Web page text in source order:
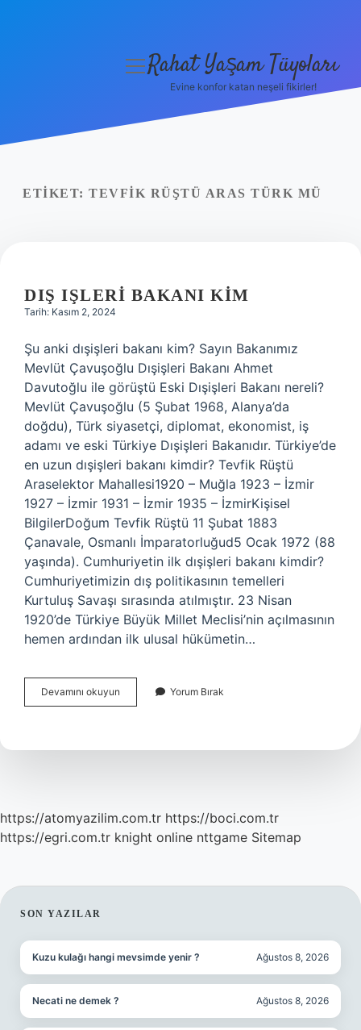
Yasal Uyarı
menüyü
Rahat Yaşam Tüyoları
Evine konfor katan neşeli fikirler!
ETIKET: TEVFIK RÜŞTÜ ARAS TÜRK MÜ
DIŞ IŞLERI BAKANI KIM
Tarih: Kasım 2, 2024
Şu anki dışişleri bakanı kim? Sayın Bakanımız
Mevlüt Çavuşoğlu Dışişleri Bakanı Ahmet
Davutoğlu ile görüştü Eski Dışişleri Bakanı nereli?
Mevlüt Çavuşoğlu (5 Şubat 1968, Alanya’da
doğdu), Türk siyasetçi, diplomat, ekonomist, iş
adamı ve eski Türkiye Dışişleri Bakanıdır. Türkiye’de
en uzun dışişleri bakanı kimdir? Tevfik Rüştü
Araselektor Mahallesi1920 – Muğla 1923 – İzmir
1927 – İzmir 1931 – İzmir 1935 – İzmirKişisel
BilgilerDoğum Tevfik Rüştü 11 Şubat 1883
Çanavale, Osmanlı İmparatorluğud5 Ocak 1972 (88
yaşında). Cumhuriyetin ilk dışişleri bakanı kimdir?
Cumhuriyetimizin dış politikasının temelleri
Kurtuluş Savaşı sırasında atılmıştır. 23 Nisan
1920’de Türkiye Büyük Millet Meclisi’nin açılmasının
hemen ardından ilk ulusal hükümetin…
Devamını okuyun
Işleri
Yorum Bırak
https://atomyazilim.com.tr https://boci.com.tr
https://egri.com.tr knight online nttgame Sitemap
SIDEBAR
SON YAZILAR
Kuzu kulağı hangi mevsimde yenir ? Ağustos 8, 2026
Necati ne demek ? Ağustos 8, 2026